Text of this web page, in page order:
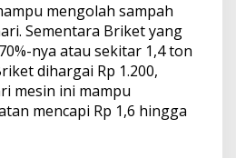
mengolah sampah
Sementara Briket yang
nya atau sekitar 1,4 ton
dihargai Rp 1.200,
mesin ini mampu
mencapi Rp 1,6 hingga